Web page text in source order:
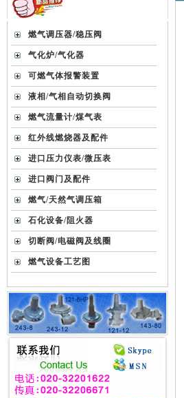
燃气调压器/稳压阀
气化炉/气化器
可燃气体报警装置
液相/气相自动切换阀
燃气流量计/煤气表
红外线燃烧器及配件
进口压力仪表/微压表
进口阀门及配件
燃气/天然气调压箱
石化设备/阻火器
切断阀/电磁阀及线圈
燃气设备工艺图
台湾HNT/HT系列壁挂式电热式气化器